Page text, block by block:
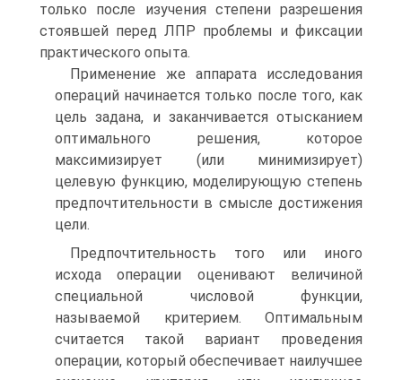
только после изучения степени разрешения
стоявшей перед ЛПР проблемы и фиксации
практического опыта.
Применение же аппарата исследования
операций начинается только после того, как
цель задана, и заканчивается отысканием
оптимального решения, которое
максимизирует (или минимизирует)
целевую функцию, моделирующую степень
предпочтительности в смысле достижения
цели.
Предпочтительность того или иного
исхода операции оценивают величиной
специальной числовой функции,
называемой критерием. Оптимальным
считается такой вариант проведения
операции, который обеспечивает наилучшее